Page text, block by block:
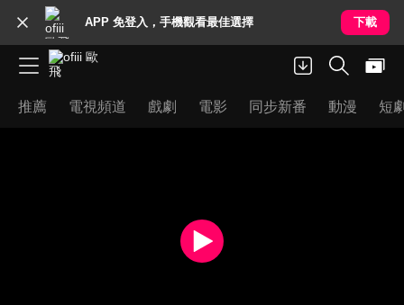
APP 免登入，手機觀看最佳選擇 下載
推薦 電視頻道 戲劇 電影 同步新番 動漫 短